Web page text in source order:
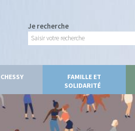
Je recherche
FAMILLE ET
SOLIDARITÉ